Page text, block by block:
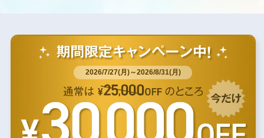
2026/7/27(月)～2026/8/31(月)